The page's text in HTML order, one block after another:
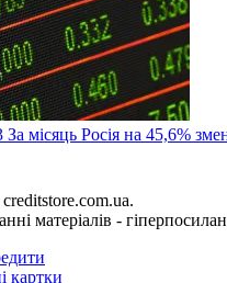
За місяць Росія на 45,6%
матеріалів -
картки